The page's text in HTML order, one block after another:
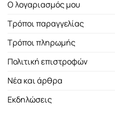
Ο λογαριασμός μου
Τρόποι παραγγελίας
Τρόποι πληρωμής
Πολιτική επιστροφών
Νέα και άρθρα
Εκδηλώσεις